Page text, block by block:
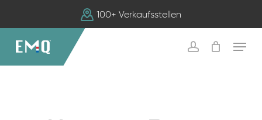
content
100+ Verkaufsstellen
Menu